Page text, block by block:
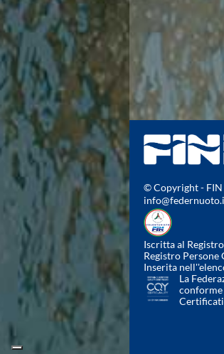
C. F. Verona "Alberto
C. F. Viterbo
Area Legislativa
Protezione Civile
Qualità
Sostenibilità
Privacy
Archivio News
Flash News
Galleria fotografica
Videogallery
Intranet
Webmail
Contatti
Mappa del sito
© Copyright - FIN
Iscritta al
Registro
Inserita
La
conforme